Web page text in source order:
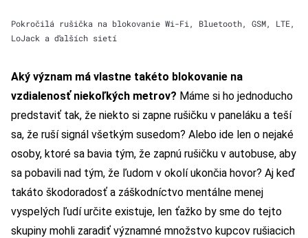
Pokročilá rušička na blokovanie Wi-Fi, Bluetooth, GSM, LTE,
LoJack a ďalších sietí
Aký význam má vlastne takéto blokovanie na
vzdialenosť niekoľkých metrov? Máme si ho jednoducho
predstaviť tak, že niekto si zapne rušičku v paneláku a teší
sa, že ruší signál všetkým susedom? Alebo ide len o nejaké
osoby, ktoré sa bavia tým, že zapnú rušičku v autobuse, aby
sa pobavili nad tým, že ľudom v okolí ukončia hovor? Aj keď
takáto škodoradosť a záškodníctvo mentálne menej
vyspelých ľudí určite existuje, len ťažko by sme do tejto
skupiny mohli zaradiť významné množstvo kupcov rušiacich